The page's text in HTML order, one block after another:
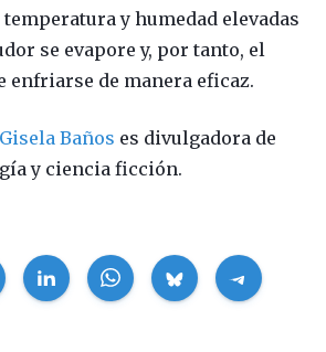
y humedad elevadas
se evapore y, por tanto, el
enfriarse de manera eficaz.
Gisela Baños es divulgadora de
y ciencia ficción.